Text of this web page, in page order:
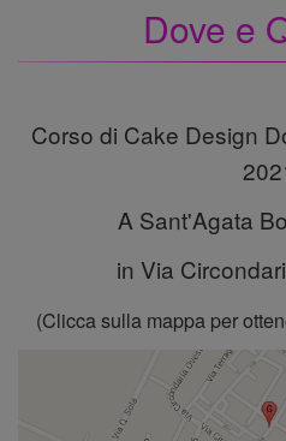
Dove e
Corso di Cake Design
A Sant'Agata
in Via
(Clicca sulla mappa per